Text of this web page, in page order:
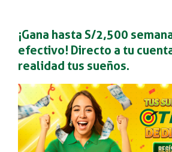
¡Gana hasta S/2,500
efectivo! Directo a tu
realidad tus sueños.